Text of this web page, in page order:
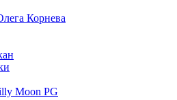
Корнева
Moon PG